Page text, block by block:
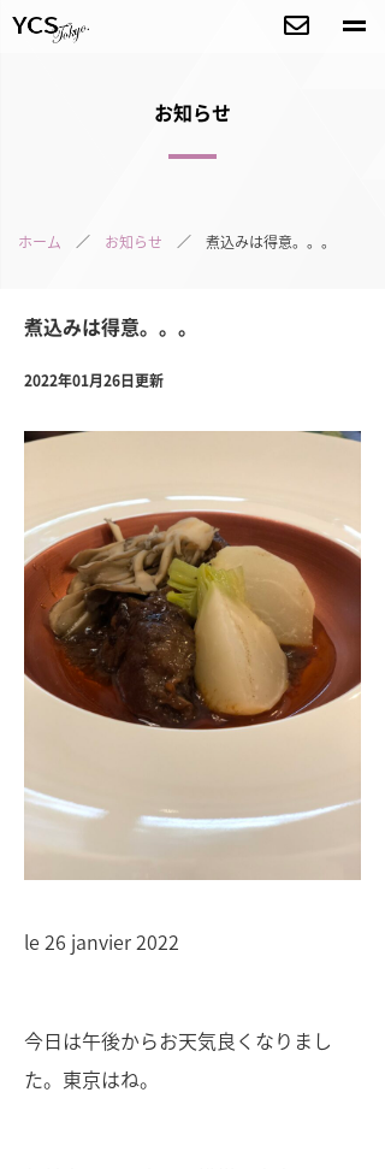
お知らせ
ホーム ／ お知らせ ／ 煮込みは得意。。。
煮込みは得意。。。
2022年01月26日更新
le 26 janvier 2022
今日は午後からお天気良くなりまし
た。東京はね。